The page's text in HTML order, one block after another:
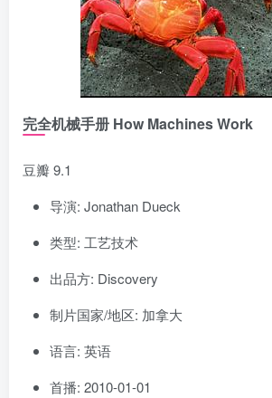
完全机械手册 How Machines Work
豆瓣 9.1
导演: Jonathan Dueck
类型: 工艺技术
出品方: Discovery
制片国家/地区: 加拿大
语言: 英语
首播: 2010-01-01